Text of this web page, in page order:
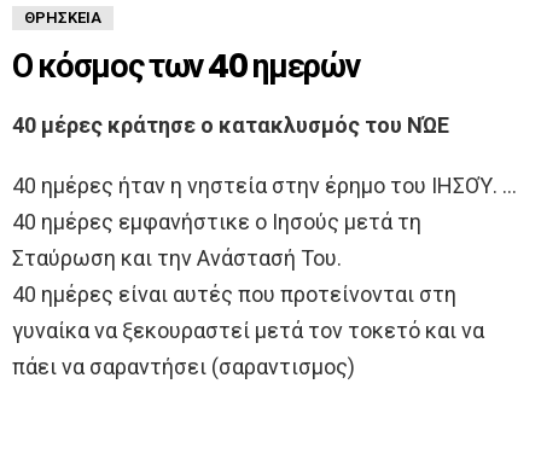
ΘΡΗΣΚΕΊΑ
Ο κόσμος των 40 ημερών
40 μέρες κράτησε ο κατακλυσμός του ΝΏΕ
40 ημέρες ήταν η νηστεία στην έρημο του ΙΗΣΟΎ. …
40 ημέρες εμφανήστικε ο Ιησούς μετά τη
Σταύρωση και την Ανάστασή Του.
40 ημέρες είναι αυτές που προτείνονται στη
γυναίκα να ξεκουραστεί μετά τον τοκετό και να
πάει να σαραντήσει (σαραντισμος)